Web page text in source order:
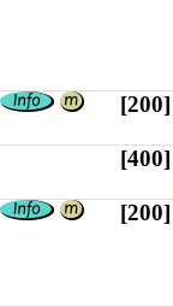
[200]
[400]
[200]